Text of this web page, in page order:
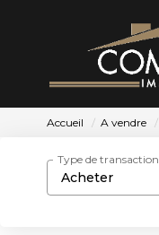
Accueil A vendre
Acheter
Type de transaction